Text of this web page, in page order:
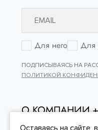
Для него Для
ПОДПИСЫВАЯСЬ НА
ПОЛИТИКОЙ
О КОМПАНИИ
Оставаясь на сайте,